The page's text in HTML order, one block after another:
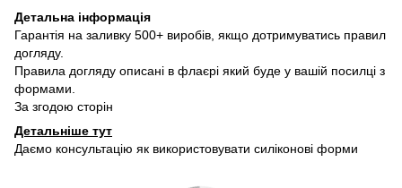
Детальна інформація
Гарантія на заливку 500+ виробів, якщо дотримуватись правил
догляду.
Правила догляду описані в флаєрі який буде у вашій посилці з
формами.
За згодою сторін
Детальніше тут
Даємо консультацію як використовувати силіконові форми